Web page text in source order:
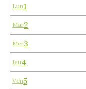
Lun1
Mar2
Mer3
Jeu4
Ven5